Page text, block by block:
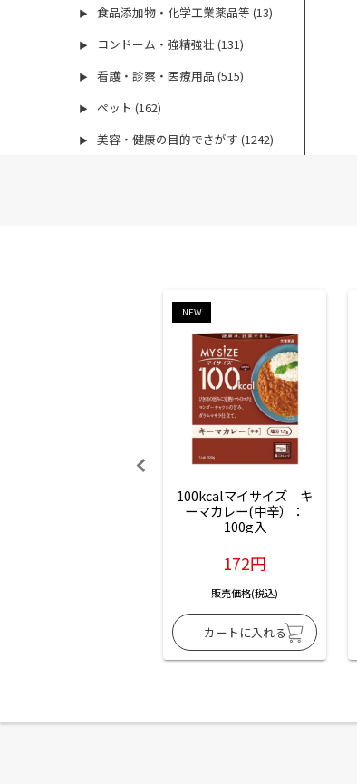
▶ 食品添加物・化学工業薬品等 (13)
▶ コンドーム・強精強壮 (131)
▶ 看護・診察・医療用品 (515)
▶ ペット (162)
▶ 美容・健康の目的でさがす (1242)
NEW
100kcalマイサイズ　キ
ーマカレー(中辛）：
100g入
172円
販売価格(税込)